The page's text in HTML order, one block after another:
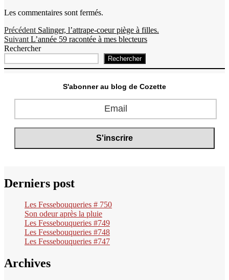
Les commentaires sont fermés.
Navigation
de
Précédent Publication
précédente :
Salinger, l’attrape-coeur piège à filles.
Suivant Publication
suivante :
L’année 59 racontée à mes blecteurs
Rechercher
Rechercher
S'abonner au blog de Cozette
Derniers post
Les Fessebouqueries # 750
Son odeur après la pluie
Les Fessebouqueries #749
Les Fessebouqueries #748
Les Fessebouqueries #747
Archives